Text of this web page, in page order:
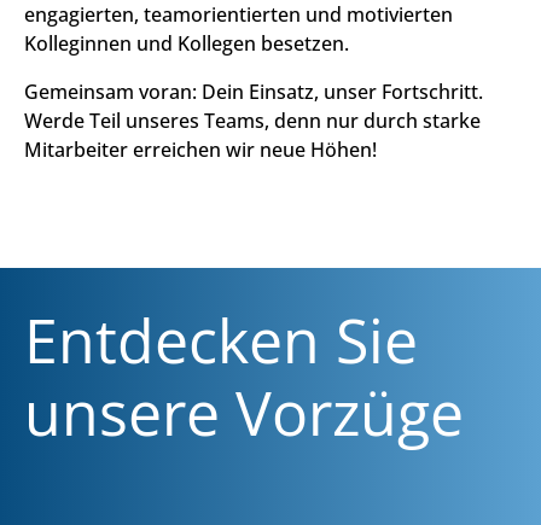
engagierten, teamorientierten und motivierten
Kolleginnen und Kollegen besetzen.
Gemeinsam voran: Dein Einsatz, unser Fortschritt.
Werde Teil unseres Teams, denn nur durch starke
Mitarbeiter erreichen wir neue Höhen!
Entdecken Sie
unsere Vorzüge